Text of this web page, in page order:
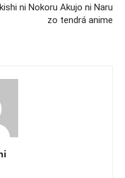
ni Nokoru Akujo ni Naru
zo tendrá anime